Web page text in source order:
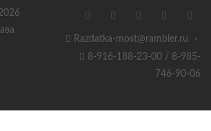
Razdatka-most@rambler.ru
·
8-916-188-23-00 / 8-985-
746-90-06